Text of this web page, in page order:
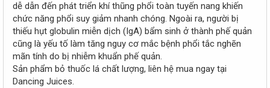
dễ dẫn đến phát triển khí thũng phổi toàn tuyến nang khiến
chức năng phổi suy giảm nhanh chóng. Ngoài ra, người bị
thiếu hụt globulin miễn dịch (IgA) bẩm sinh ở thành phế quản
cũng là yếu tố làm tăng nguy cơ mắc bệnh phổi tắc nghẽn
mãn tính do bị nhiễm khuẩn phế quản.
Sản phẩm bỏ thuốc lá chất lượng, liên hệ mua ngay tại
Dancing Juices.